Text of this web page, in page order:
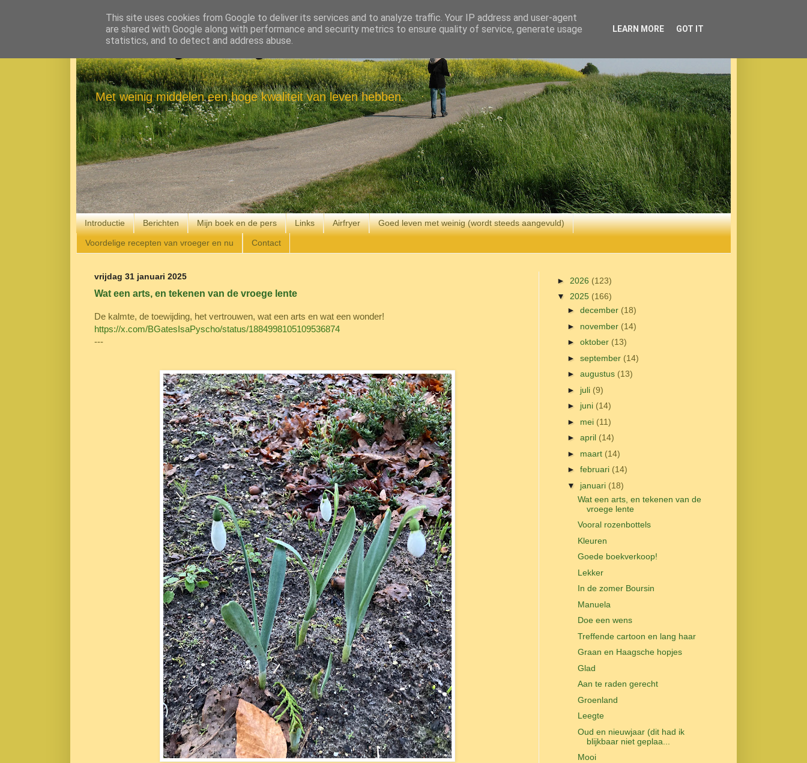
Eenvoudig Gelukkig
Met weinig middelen een hoge kwaliteit van leven hebben.
Introductie Berichten Mijn boek en de pers Links Airfryer Goed leven met weinig (wordt steeds aangevuld)
Voordelige recepten van vroeger en nu Contact
vrijdag 31 januari 2025
Wat een arts, en tekenen van de vroege lente
De kalmte, de toewijding, het vertrouwen, wat een arts en wat een wonder!
https://x.com/BGatesIsaPyscho/status/1884998105109536874
---
► 2026 (123)
▼ 2025 (166)
► december (18)
► november (14)
► oktober (13)
► september (14)
► augustus (13)
► juli (9)
► juni (14)
► mei (11)
► april (14)
► maart (14)
► februari (14)
▼ januari (18)
Wat een arts, en tekenen van de
vroege lente
Vooral rozenbottels
Kleuren
Goede boekverkoop!
Lekker
In de zomer Boursin
Manuela
Doe een wens
Treffende cartoon en lang haar
Graan en Haagsche hopjes
Glad
Aan te raden gerecht
Groenland
Leegte
Oud en nieuwjaar (dit had ik
blijkbaar niet geplaa...
Mooi
This site uses cookies from Google to deliver its services and to analyze traffic. Your IP address and user-agent
are shared with Google along with performance and security metrics to ensure quality of service, generate usage
statistics, and to detect and address abuse.
LEARN MORE GOT IT